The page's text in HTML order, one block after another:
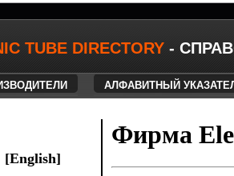
TUBE DIRECTORY -
АЛФАВИТНЫЙ
[English]
Фирма